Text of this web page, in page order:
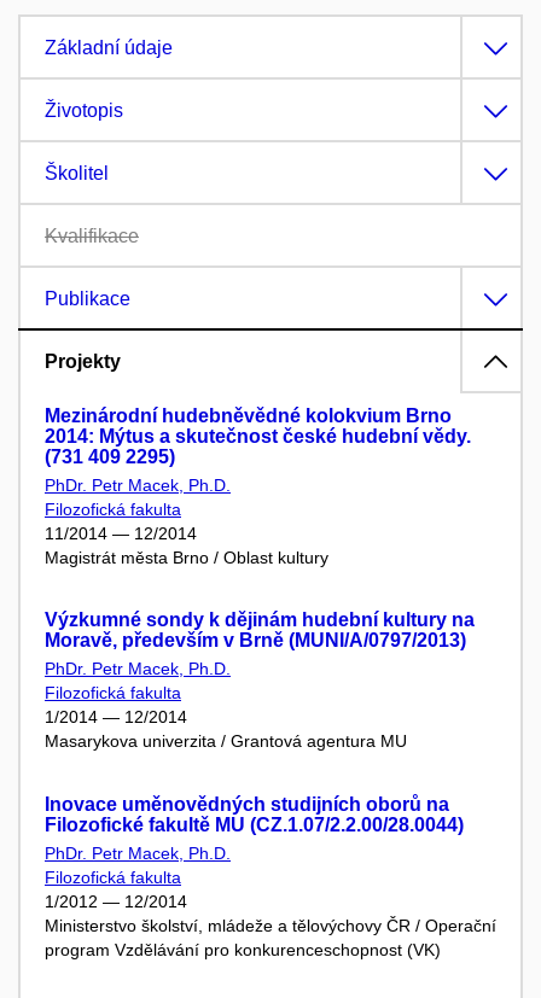
Základní údaje
Životopis
Školitel
Kvalifikace
Publikace
Projekty
Mezinárodní hudebněvědné kolokvium Brno
2014: Mýtus a skutečnost české hudební vědy.
(731 409 2295)
PhDr. Petr Macek, Ph.D.
Filozofická fakulta
11/2014 — 12/2014
Magistrát města Brno / Oblast kultury
Výzkumné sondy k dějinám hudební kultury na
Moravě, především v Brně (MUNI/A/0797/2013)
PhDr. Petr Macek, Ph.D.
Filozofická fakulta
1/2014 — 12/2014
Masarykova univerzita / Grantová agentura MU
Inovace uměnovědných studijních oborů na
Filozofické fakultě MU (CZ.1.07/2.2.00/28.0044)
PhDr. Petr Macek, Ph.D.
Filozofická fakulta
1/2012 — 12/2014
Ministerstvo školství, mládeže a tělovýchovy ČR / Operační
program Vzdělávání pro konkurenceschopnost (VK)